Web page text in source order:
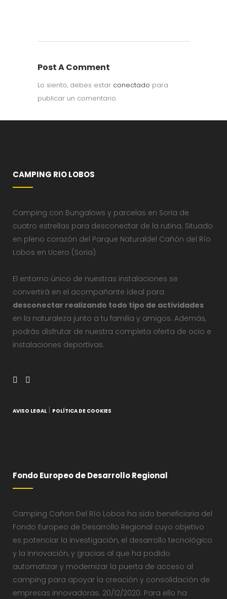
Post A Comment
Lo siento, debes estar conectado para
publicar un comentario.
CAMPING RIO LOBOS
Camping con Bungalows y parcelas en Soria de
cuatro estrellas para desconectar de la rutina. Situado
en pleno corazón del Parque Naturaldel Cañón del Río
Lobos en Ucero (Soria)
El entorno único de nuestras instalaciones se
convertirá en el acompañante ideal para
desconectar realizando todo tipo de actividades
en la naturaleza junto a tu familia y amigos. Además,
podrás disfrutar de nuestra completa oferta de ocio e
instalaciones deportivas.
AVISO LEGAL POLÍTICA DE COOKIES
Fondo Europeo de Desarrollo Regional
Camping Cañon Del Río Lobos ha sido beneficiaria del
Fondo Europeo de Desarrollo Regional cuyo objetivo
es potenciar la investigación, el desarrollo tecnológico
y la innovación, y gracias al que ha podido
automatizar y modernizar la puerta de acceso al
camping para apoyar la creación y consolidación de
empresas innovadoras. 20/12/2020. Para ello ha